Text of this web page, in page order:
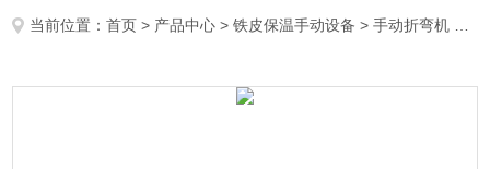
当前位置：首页 > 产品中心 >铁皮保温手动设备 >手动折弯机